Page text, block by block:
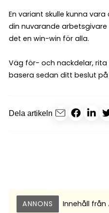
En variant skulle kunna
din nuvarande
det en win-win för alla.
Väg för- och nackdelar,
basera sedan ditt beslut
Dela artikeln
ANNONS Innehåll från